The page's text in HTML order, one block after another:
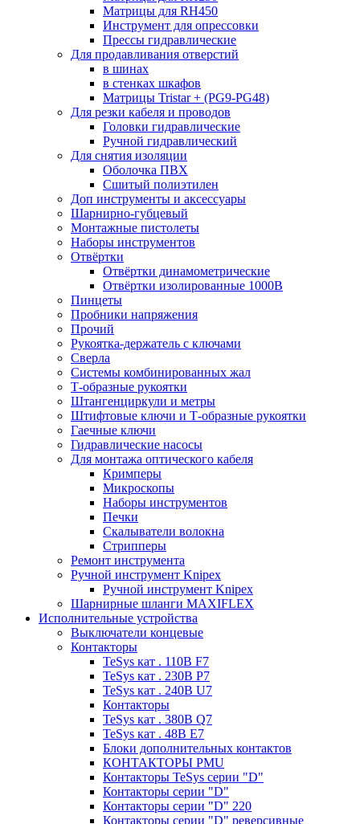
Матрицы для RH450
Инструмент для опрессовки
Прессы гидравлические
Для продавливания отверстий
в шинах
в стенках шкафов
Матрицы Tristar + (PG9-PG48)
Для резки кабеля и проводов
Головки гидравлические
Ручной гидравлический
Для снятия изоляции
Оболочка ПВХ
Сшитый полиэтилен
Доп инструменты и аксессуары
Шарнирно-губцевый
Монтажные пистолеты
Наборы инструментов
Отвёртки
Отвёртки динамометрические
Отвёртки изолированные 1000В
Пинцеты
Пробники напряжения
Прочий
Рукоятка-держатель с ключами
Сверла
Системы комбинированных жал
Т-образные рукоятки
Штангенциркули и метры
Штифтовые ключи и Т-образные рукоятки
Гаечные ключи
Гидравлические насосы
Для монтажа оптического кабеля
Кримперы
Микроскопы
Наборы инструментов
Печки
Скалыватели волокна
Стрипперы
Ремонт инструмента
Ручной инструмент Knipex
Ручной инструмент Knipex
Шарнирные шланги MAXIFLEX
Исполнительные устройства
Выключатели концевые
Контакторы
TeSys кат . 110В F7
TeSys кат . 230В P7
TeSys кат . 240В U7
Контакторы
TeSys кат . 380В Q7
TeSys кат . 48В E7
Блоки дополнительных контактов
КОНТАКТОРЫ PMU
Контакторы TeSys серии "D"
Контакторы серии "D"
Контакторы серии "D" 220
Контакторы серии "D" реверсивные